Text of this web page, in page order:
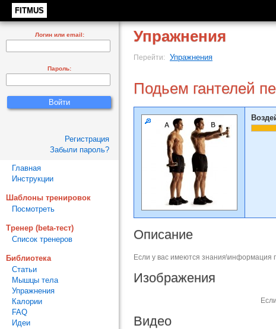
FITMUS
Упражнения
Перейти: Упражнения
Подьем гантелей
Описание
Если у вас имеются знания\информация
Изображения
Видео
Логин или email:
Пароль:
Регистрация
Забыли пароль?
Главная
Инструкции
Шаблоны тренировок
Посмотреть
Тренер (beta-тест)
Список тренеров
Библиотека
Статьи
Мышцы тела
Упражнения
Калории
FAQ
Идеи